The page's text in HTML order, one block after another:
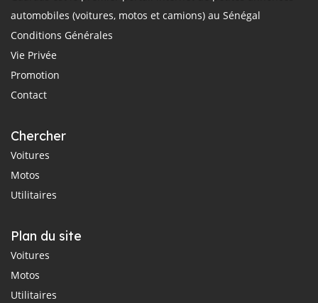
automobiles (voitures, motos et camions) au Sénégal
Conditions Générales
Vie Privée
Promotion
Contact
Chercher
Voitures
Motos
Utilitaires
Plan du site
Voitures
Motos
Utilitaires